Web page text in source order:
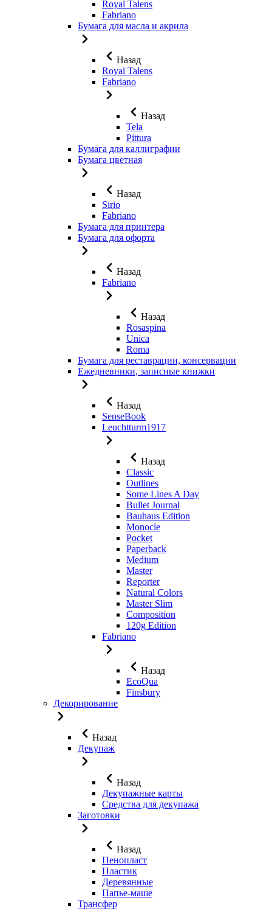
Royal Talens
Fabriano
Бумага для масла и акрила
Назад
Royal Talens
Fabriano
Назад
Tela
Pittura
Бумага для каллиграфии
Бумага цветная
Назад
Sirio
Fabriano
Бумага для принтера
Бумага для офорта
Назад
Fabriano
Назад
Rosaspina
Unica
Roma
Бумага для реставрации, консервации
Ежедневники, записные книжки
Назад
SenseBook
Leuchtturm1917
Назад
Classic
Outlines
Some Lines A Day
Bullet Journal
Bauhaus Edition
Monocle
Pocket
Paperback
Medium
Master
Reporter
Natural Colors
Master Slim
Composition
120g Edition
Fabriano
Назад
EcoQua
Finsbury
Декорирование
Назад
Декупаж
Назад
Декупажные карты
Средства для декупажа
Заготовки
Назад
Пенопласт
Пластик
Деревянные
Папье-маше
Трансфер